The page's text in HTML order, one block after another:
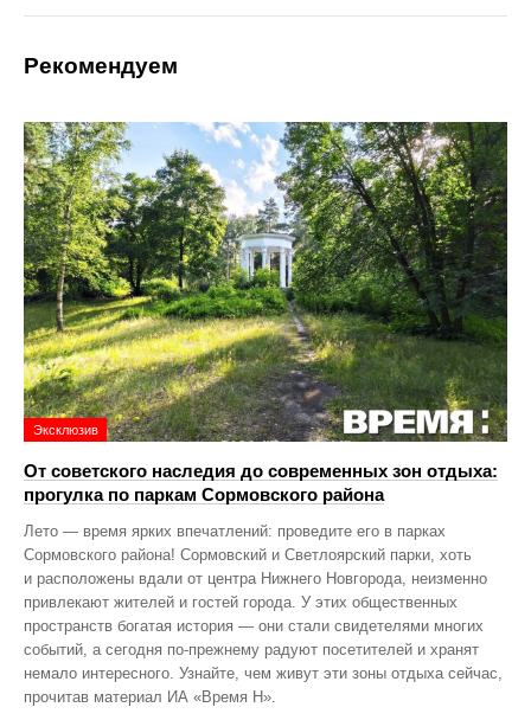
Рекомендуем
Эксклюзив
От советского наследия до современных зон отдыха:
прогулка по паркам Сормовского района
Лето — время ярких впечатлений: проведите его в парках
Сормовского района! Сормовский и Светлоярский парки, хоть
и расположены вдали от центра Нижнего Новгорода, неизменно
привлекают жителей и гостей города. У этих общественных
пространств богатая история — они стали свидетелями многих
событий, а сегодня по‑прежнему радуют посетителей и хранят
немало интересного. Узнайте, чем живут эти зоны отдыха сейчас,
прочитав материал ИА «Время Н».